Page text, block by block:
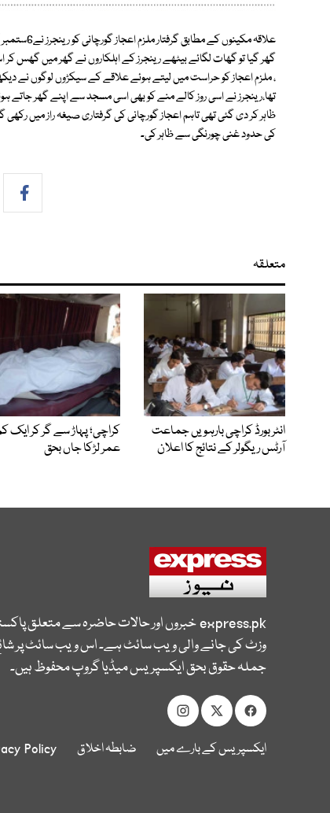
علاقہ
گھر گیا تو گھات لگائے بیٹھے رینجرز کے اہلکاروں نے گھر میں گھس کر
، ملزم اعجاز کو حراست میں لیتے ہوئے علاقے کے سیکڑوں لوگوں نے
تھا،رینجرز نے اسی روز کالے منے کو بھی اسی مسجد سے اپنے گھر جاتے
ظاہر کر دی گئی تھی تاہم اعجاز گورچانی کی گرفتاری صیغہ راز میں
کی حدود غنی چورنگی سے ظاہر کی۔
متعلقہ
انٹر بورڈ کراچی بارہویں جماعت
آرٹس ریگولر کے نتائج کا اعلان
کراچی؛ پہاڑ سے گر کر ایک
عمر لڑکا جاں بحق
express.pkخبروں اور حالات حاضرہ سے متعلق
وزٹ کی جانے والی ویب سائٹ ہے۔ اس ویب سائٹ پر
جملہ حقوق بحق ایکسپریس میڈیا گروپ محفوظ ہیں۔
ایکسپریس کے بارے میں ضابطہ اخلاق Policy